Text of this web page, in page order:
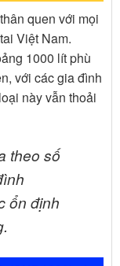
quen với mọi
Việt Nam.
1000 lít phù
với các gia đình
này vẫn thoải
theo số
ổn định